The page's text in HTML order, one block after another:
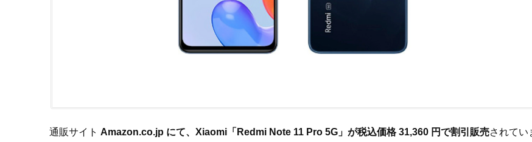
通販サイト Amazon.co.jp にて、Xiaomi「Redmi Note 11 Pro 5G」が税込価格 31,360 円で割引販売されてい